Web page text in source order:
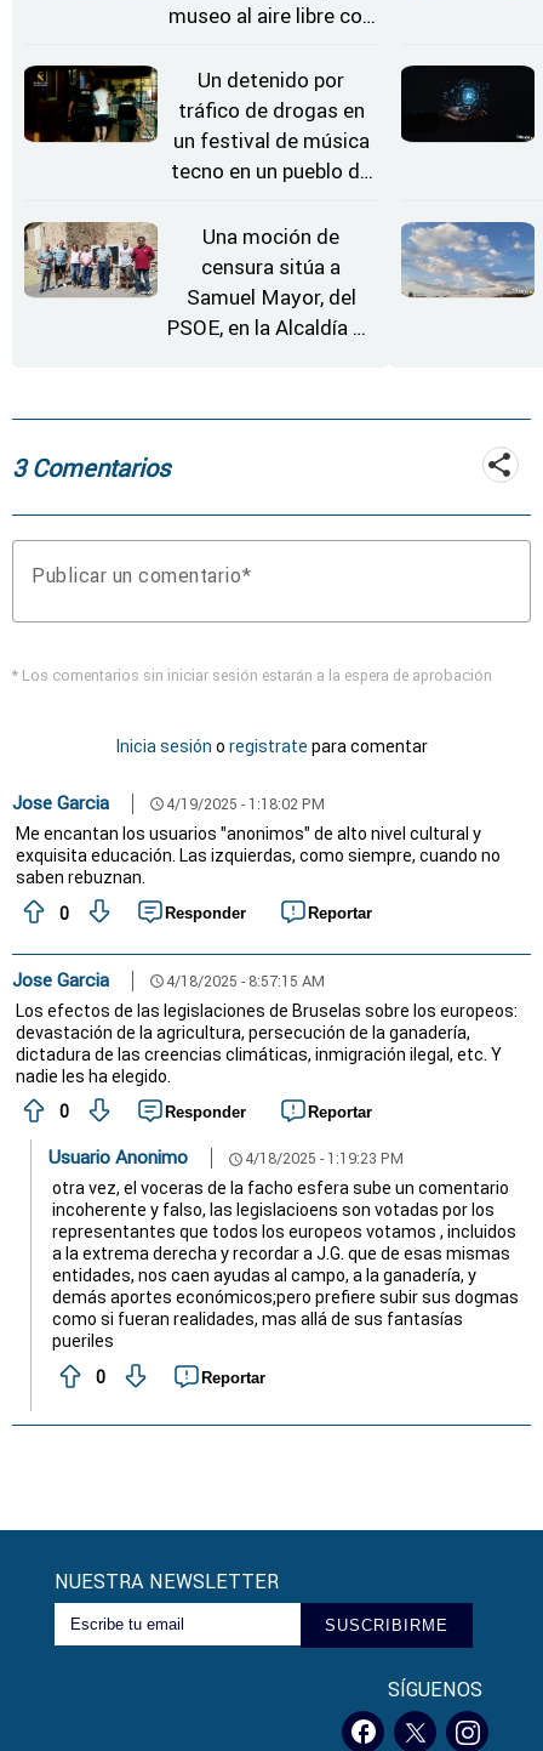
museo al aire libre con
Un detenido por
tráfico de drogas en
un festival de música
tecno en un pueblo de
Una moción de
censura sitúa a
Samuel Mayor, del
PSOE, en la Alcaldía de
3 Comentarios
Publicar un comentario
* Los comentarios sin iniciar sesión estarán a la espera de aprobación
Inicia sesión o registrate para comentar
Jose Garcia schedule 4/19/2025 - 1:18:02 PM
Me encantan los usuarios "anonimos" de alto nivel cultural y
exquisita educación. Las izquierdas, como siempre, cuando no
saben rebuznan.
0
Responder Reportar
Jose Garcia schedule 4/18/2025 - 8:57:15 AM
Los efectos de las legislaciones de Bruselas sobre los europeos:
devastación de la agricultura, persecución de la ganadería,
dictadura de las creencias climáticas, inmigración ilegal, etc. Y
nadie les ha elegido.
0
Responder Reportar
Usuario Anonimo schedule 4/18/2025 - 1:19:23 PM
otra vez, el voceras de la facho esfera sube un comentario
incoherente y falso, las legislacioens son votadas por los
representantes que todos los europeos votamos , incluidos
a la extrema derecha y recordar a J.G. que de esas mismas
entidades, nos caen ayudas al campo, a la ganadería, y
demás aportes económicos;pero prefiere subir sus dogmas
como si fueran realidades, mas allá de sus fantasías
pueriles
0
Reportar
NUESTRA NEWSLETTER
SUSCRIBIRME
SÍGUENOS